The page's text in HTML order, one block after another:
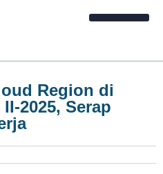
Region di
2025, Serap